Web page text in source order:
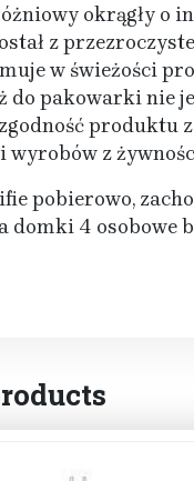
okrągły o
z
w świeżości
do pakowarki nie
produktu
wyrobów z
pobierowo,
domki 4 osobowe